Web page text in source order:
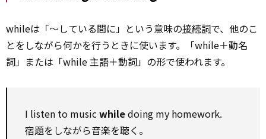
whileは「～している間に」という意味の接続詞で、他のこ
とをしながら何かを行うときに使います。「while＋動名
詞」または「while 主語＋動詞」の形で使われます。
I listen to musicwhiledoing my homework.
宿題をしながら音楽を聴く。